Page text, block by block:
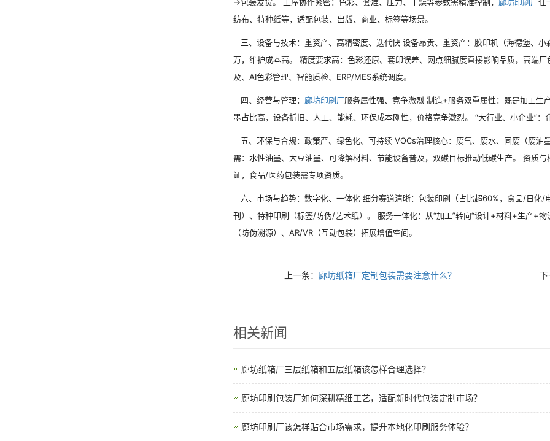
纺布、特种纸等，适配包装、出版、商业、标签等场景。
三、设备与技术：重资产、高精密度、迭代快 设备昂贵、重资产：胶印机（海德堡、
万，维护成本高。 精度要求高：色彩还原、套印误差、网点细腻度直接影响品质，高端
及、AI色彩管理、智能质检、ERP/MES系统调度。
四、经营与管理： 廊坊印刷厂服务属性强、竞争激烈 制造+服务双重属性：既是加工生
墨占比高，设备折旧、人工、能耗、环保成本刚性，价格竞争激烈。 “大行业、小企业”
五、环保与合规：政策严、绿色化、可持续 VOCs治理核心：废气、废水、固废（废油
需：水性油墨、大豆油墨、可降解材料、节能设备普及，双碳目标推动低碳生产。 资质
证，食品/医药包装需专项资质。
六、市场与趋势：数字化、一体化 细分赛道清晰：包装印刷（占比超60%，食品/日化
刊）、特种印刷（标签/防伪/艺术纸）。 服务一体化：从“加工”转向“设计+材料+生产+
（防伪溯源）、AR/VR（互动包装）拓展增值空间。
上一条： 廊坊纸箱厂定制包装需要注意什么？ 下
相关新闻
廊坊纸箱厂三层纸箱和五层纸箱该怎样合理选择？
廊坊印刷包装厂如何深耕精细工艺，适配新时代包装定制市场？
廊坊印刷厂该怎样贴合市场需求，提升本地化印刷服务体验？